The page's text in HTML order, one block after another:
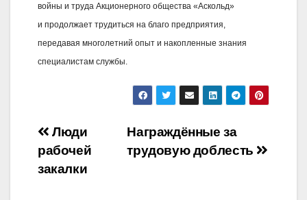
войны и труда Акционерного общества «Аскольд»
и продолжает трудиться на благо предприятия,
передавая многолетний опыт и накопленные знания
специалистам службы.
Навигация
по
Награждённые за
трудовую доблесть
Люди
рабочей
закалки